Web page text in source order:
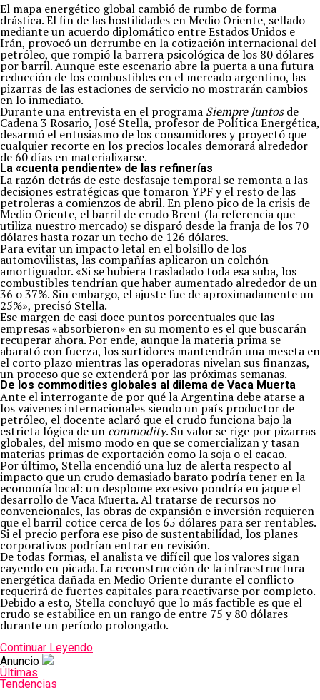
El mapa energético global cambió de rumbo de forma
drástica. El fin de las hostilidades en Medio Oriente, sellado
mediante un acuerdo diplomático entre Estados Unidos e
Irán, provocó un derrumbe en la cotización internacional del
petróleo, que rompió la barrera psicológica de los 80 dólares
por barril. Aunque este escenario abre la puerta a una futura
reducción de los combustibles en el mercado argentino, las
pizarras de las estaciones de servicio no mostrarán cambios
en lo inmediato.
Durante una entrevista en el programa Siempre Juntosde
Cadena 3 Rosario, José Stella, profesor de Política Energética,
desarmó el entusiasmo de los consumidores y proyectó que
cualquier recorte en los precios locales demorará alrededor
de 60 días en materializarse.
La «cuenta pendiente» de las refinerías
La razón detrás de este desfasaje temporal se remonta a las
decisiones estratégicas que tomaron YPF y el resto de las
petroleras a comienzos de abril. En pleno pico de la crisis de
Medio Oriente, el barril de crudo Brent (la referencia que
utiliza nuestro mercado) se disparó desde la franja de los 70
dólares hasta rozar un techo de 126 dólares.
Para evitar un impacto letal en el bolsillo de los
automovilistas, las compañías aplicaron un colchón
amortiguador. «Si se hubiera trasladado toda esa suba, los
combustibles tendrían que haber aumentado alrededor de un
36 o 37%. Sin embargo, el ajuste fue de aproximadamente un
25%», precisó Stella.
Ese margen de casi doce puntos porcentuales que las
empresas «absorbieron» en su momento es el que buscarán
recuperar ahora. Por ende, aunque la materia prima se
abarató con fuerza, los surtidores mantendrán una meseta en
el corto plazo mientras las operadoras nivelan sus finanzas,
un proceso que se extenderá por las próximas semanas.
De los commodities globales al dilema de Vaca Muerta
Ante el interrogante de por qué la Argentina debe atarse a
los vaivenes internacionales siendo un país productor de
petróleo, el docente aclaró que el crudo funciona bajo la
estricta lógica de un commodity. Su valor se rige por pizarras
globales, del mismo modo en que se comercializan y tasan
materias primas de exportación como la soja o el cacao.
Por último, Stella encendió una luz de alerta respecto al
impacto que un crudo demasiado barato podría tener en la
economía local: un desplome excesivo pondría en jaque el
desarrollo de Vaca Muerta. Al tratarse de recursos no
convencionales, las obras de expansión e inversión requieren
que el barril cotice cerca de los 65 dólares para ser rentables.
Si el precio perfora ese piso de sustentabilidad, los planes
corporativos podrían entrar en revisión.
De todas formas, el analista ve difícil que los valores sigan
cayendo en picada. La reconstrucción de la infraestructura
energética dañada en Medio Oriente durante el conflicto
requerirá de fuertes capitales para reactivarse por completo.
Debido a esto, Stella concluyó que lo más factible es que el
crudo se estabilice en un rango de entre 75 y 80 dólares
durante un período prolongado.
Continuar Leyendo
Anuncio
Últimas
Tendencias